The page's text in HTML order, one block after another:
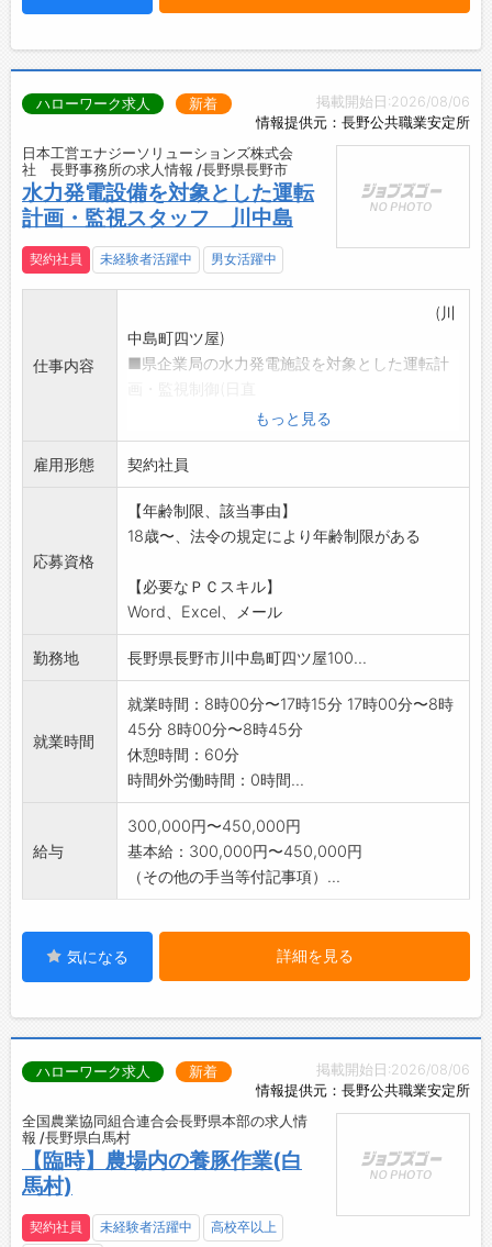
掲載開始日:2026/08/06
情報提供元：長野公共職業安定所
ハローワーク求人 新着
日本工営エナジーソリューションズ株式会
社 長野事務所の求人情報 /長野県長野市
水力発電設備を対象とした運転
計画・監視スタッフ 川中島
契約社員 未経験者活躍中 男女活躍中
仕事内容
(川
中島町四ツ屋)
■県企業局の水力発電施設を対象とした運転計
・宿直・宿日直業務)を行います。
・監視制御卓での随時監視
・発電所運転計画(案)の作成
・データ入力・監視制御機器へのデータ入力
・関係機関への情報連絡(電話・メール)
・庁舎内設備の点検、保安
※業務習熟期間を設けますので、未経験者も従
事可能です。
(ほとんどの方が関連業務の経験無く採用し従事
していただいてい
もっと見る
雇用形態 契約社員
応募資格
【年齢制限、該当事由】
18歳〜、法令の規定により年齢制限がある
【必要なＰＣスキル】
Word、Excel、メール
勤務地 長野県長野市川中島町四ツ屋100...
就業時間
就業時間：8時00分〜17時15分 17時00分〜8時
45分 8時00分〜8時45分
休憩時間：60分
時間外労働時間：0時間...
給与
300,000円〜450,000円
基本給：300,000円〜450,000円
（その他の手当等付記事項）...
気になる 詳細を見る
掲載開始日:2026/08/06
情報提供元：長野公共職業安定所
ハローワーク求人 新着
全国農業協同組合連合会長野県本部の求人情
報 /長野県白馬村
【臨時】農場内の養豚作業(白
馬村)
契約社員 未経験者活躍中 高校卒以上